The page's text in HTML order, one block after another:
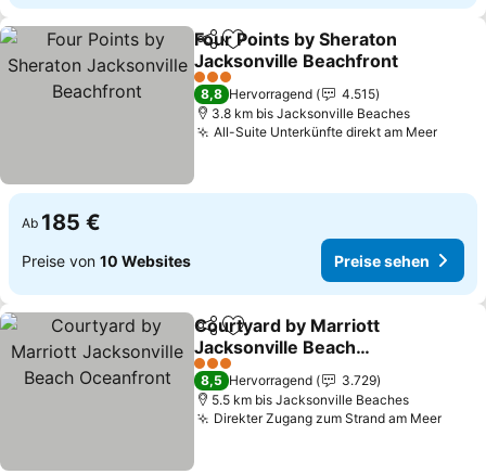
TeilenZu Favoriten hinzufügen
Four Points by Sheraton
Jacksonville Beachfront
3 Sterne
8,8 Hervorragend
4.515
3.8 km bis Jacksonville Beaches
All-Suite Unterkünfte direkt am Meer
Ab 185 €
Preise von 10 Websites Preise sehen
TeilenZu Favoriten hinzufügen
Courtyard by Marriott
Jacksonville Beach
Oceanfront
3 Sterne
8,5 Hervorragend
3.729
5.5 km bis Jacksonville Beaches
Direkter Zugang zum Strand am Meer